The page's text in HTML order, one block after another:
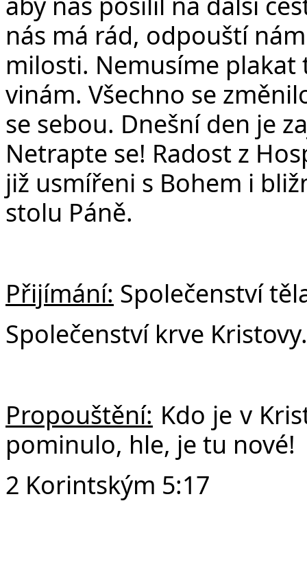
nás má rád, odpouští
milosti. Nemusíme plakat
vinám. Všechno se
se sebou. Dnešní den je
Netrapte se! Radost z
již usmířeni s Bohem i
stolu Páně.
Přijímání: Společenství
Společenství krve Kristovy.
Propouštění: Kdo je v
pominulo, hle, je tu nové!
2 Korintským 5:17